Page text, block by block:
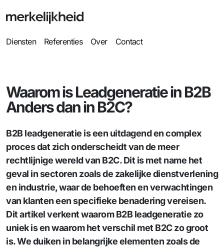
Diensten Referenties Over Contact
Waarom is Leadgeneratie in B2B
Anders dan in B2C?
B2B leadgeneratie is een uitdagend en complex
proces dat zich onderscheidt van de meer
rechtlijnige wereld van B2C. Dit is met name het
geval in sectoren zoals de zakelijke dienstverlening
en industrie, waar de behoeften en verwachtingen
van klanten een specifieke benadering vereisen.
Dit artikel verkent waarom B2B leadgeneratie zo
uniek is en waarom het verschil met B2C zo groot
is. We duiken in belangrijke elementen zoals de